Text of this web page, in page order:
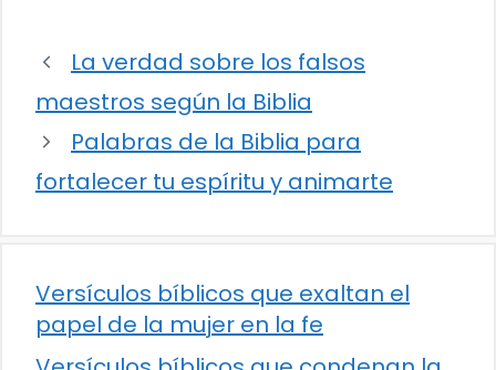
La verdad sobre los falsos
maestros según la Biblia
Palabras de la Biblia para
fortalecer tu espíritu y animarte
Versículos bíblicos que exaltan el
papel de la mujer en la fe